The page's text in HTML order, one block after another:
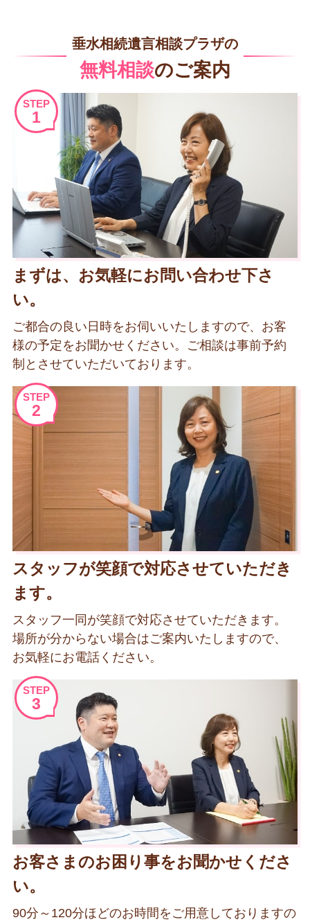
垂水相続遺言相談プラザの
無料相談のご案内
STEP
1
まずは、お気軽にお問い合わせ下さ
い。
ご都合の良い日時をお伺いいたしますので、お客
様の予定をお聞かせください。ご相談は事前予約
制とさせていただいております。
STEP
2
スタッフが笑顔で対応させていただき
ます。
スタッフ一同が笑顔で対応させていただきます。
場所が分からない場合はご案内いたしますので、
お気軽にお電話ください。
STEP
3
お客さまのお困り事をお聞かせくださ
い。
90分～120分ほどのお時間をご用意しておりますの